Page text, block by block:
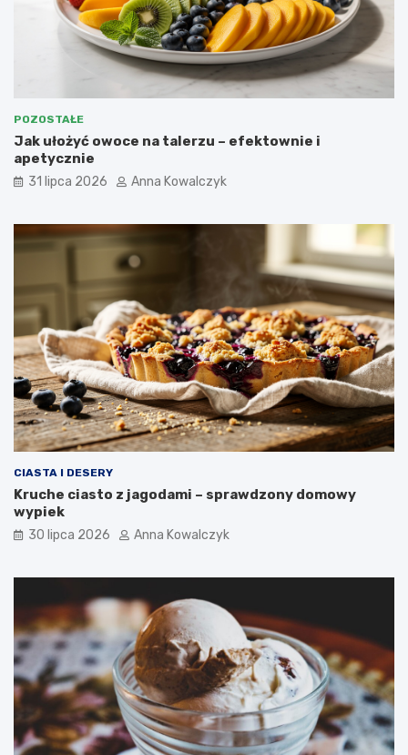
POZOSTAŁE
Jak ułożyć owoce na talerzu – efektownie i
apetycznie
31 lipca 2026 Anna Kowalczyk
CIASTA I DESERY
Kruche ciasto z jagodami – sprawdzony domowy
wypiek
30 lipca 2026 Anna Kowalczyk